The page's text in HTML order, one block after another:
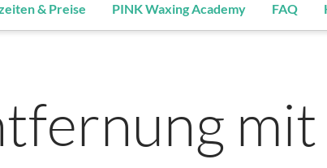
& Preise PINK Waxing Academy FAQ
mit